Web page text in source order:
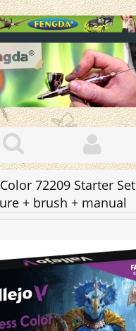
72209 Starter Set
+ brush + manual